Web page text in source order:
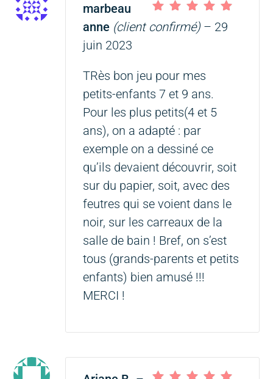
Note sur 5
marbeau
anne (client confirmé) – 29
juin 2023
TRès bon jeu pour mes
petits-enfants 7 et 9 ans.
Pour les plus petits(4 et 5
ans), on a adapté : par
exemple on a dessiné ce
qu’ils devaient découvrir, soit
sur du papier, soit, avec des
feutres qui se voient dans le
noir, sur les carreaux de la
salle de bain ! Bref, on s’est
tous (grands-parents et petits
enfants) bien amusé !!!
MERCI !